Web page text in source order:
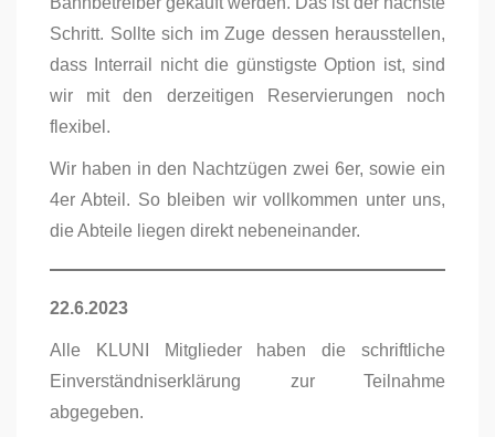
Schritt. Sollte sich im Zuge dessen herausstellen,
dass Interrail nicht die günstigste Option ist, sind
wir mit den derzeitigen Reservierungen noch
flexibel.
Wir haben in den Nachtzügen zwei 6er, sowie ein
4er Abteil. So bleiben wir vollkommen unter uns,
die Abteile liegen direkt nebeneinander.
22.6.2023
Alle KLUNI Mitglieder haben die schriftliche
Einverständniserklärung zur Teilnahme
abgegeben.